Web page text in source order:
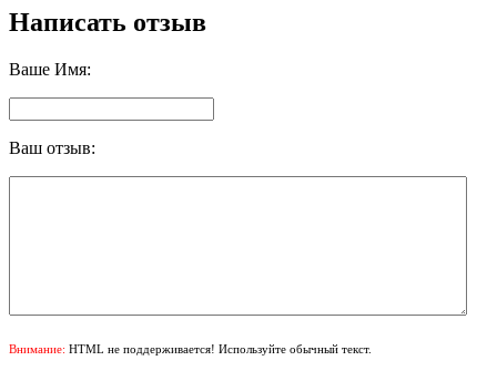
Написать отзыв
Ваше Имя:
Ваш отзыв:
Внимание: HTML не поддерживается! Используйте обычный текст.